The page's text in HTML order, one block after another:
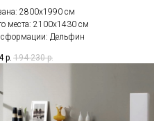
2800х1990 см
места: 2100х1430 см
Дельфин
р. 194 230 р.